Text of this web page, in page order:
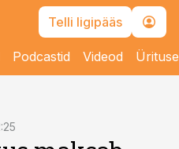
Telli ligipääs
Podcastid Videod